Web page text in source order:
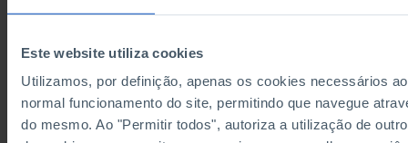
Este website utiliza cookies
Utilizamos, por definição, apenas os cookies necessários ao
normal funcionamento do site, permitindo que navegue
do mesmo. Ao "Permitir todos", autoriza a utilização de
2020
1.316.256 857.335
1.359.035
477.391
2022
1.453.728 956.105
497.623
2023
(R)1.526.926 1.004.784 (R) 522.142
Última actualização: 2025-12-18